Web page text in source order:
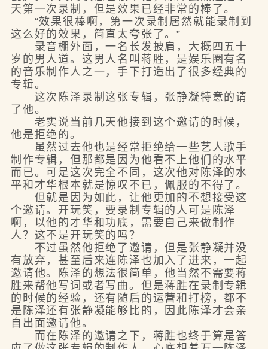
天第一次录制，但是效果已经非常的棒了。
“效果很棒啊，第一次录制居然就能录制到
这么好的效果，简直太夸张了。”
录音棚外面，一名长发披肩，大概四五十
岁的男人道。这男人名叫蒋胜，是娱乐圈有名
的音乐制作人之一，手下打造出了很多经典的
专辑。
这次陈泽录制这张专辑，张静凝特意的请
了他。
老实说当前几天他接到这个邀请的时候，
他是拒绝的。
虽然过去他也是经常拒绝给一些艺人歌手
制作专辑，但那都是因为他看不上他们的水平
而已。可是这次完全不同，这次他对陈泽的水
平和才华根本就是惊叹不已，佩服的不得了。
但就是因为如此，让他更加的不想接受这
个邀请。开玩笑，要录制专辑的人可是陈泽
啊，以他的才华和功底，需要自己来做制作
人？这不是开玩笑的吗？
不过虽然他拒绝了邀请，但是张静凝并没
有放弃，甚至后来连陈泽也加入了进来，一起
邀请他。陈泽的想法很简单，他当然不需要蒋
胜来帮他写词或者写曲。但是蒋胜在录制专辑
的时候的经验，还有随后的运营和打榜，都不
是陈泽还有张静凝能够比的，因此陈泽才会亲
自出面邀请他。
而在陈泽的邀请之下，蒋胜也终于算是答